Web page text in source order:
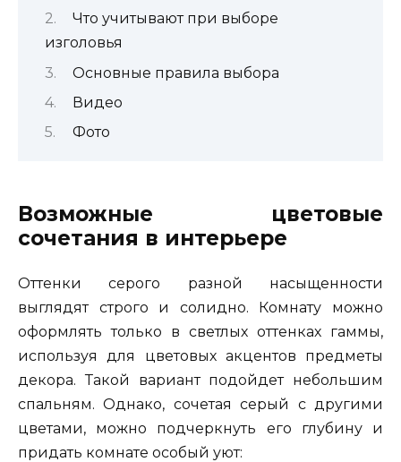
Что учитывают при выборе
изголовья
Основные правила выбора
Видео
Фото
Возможные цветовые
сочетания в интерьере
Оттенки серого разной насыщенности
выглядят строго и солидно. Комнату можно
оформлять только в светлых оттенках гаммы,
используя для цветовых акцентов предметы
декора. Такой вариант подойдет небольшим
спальням. Однако, сочетая серый с другими
цветами, можно подчеркнуть его глубину и
придать комнате особый уют: